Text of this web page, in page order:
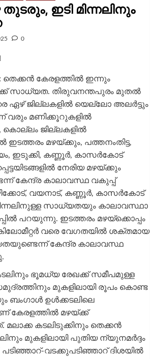
ഇടി മിന്നലിനും
0
തെക്കന്‍ കേരളത്തില്‍ ഇന്നും
സാധ്യത. തിരുവനന്തപുരം മുതല്‍
ഏഴ് ജില്ലകളില്‍ യെല്ലോ അലര്‍ട്ടും
വരും മണിക്കൂറുകളില്‍
കൊല്ലം ജില്ലകളില്‍
ഇടത്തരം മഴയ്ക്കും, പത്തനംതിട്ട,
ഇടുക്കി, കണ്ണൂര്‍, കാസര്‍കോട്
നേരിയ മഴയ്ക്കും
കേന്ദ്ര കാലാവസ്ഥ വകുപ്പ്
വയനാട്, കണ്ണൂര്‍, കാസര്‍കോട്
സാധ്യതയും കാലാവസ്ഥാ
പറയുന്നു. ഇടത്തരം മഴയ്‌ക്കൊപ്പം
വരെ വേഗതയില്‍ ശക്തമായ
കേന്ദ്ര കാലാവസ്ഥ
ഭൂമധ്യ രേഖക്ക് സമീപമുള്ള
മുകളിലായി രൂപം കൊണ്ട
ബംഗാള്‍ ഉള്‍ക്കടലിലെ
കേരളത്തില്‍ മഴയ്ക്ക്
കടലിടുക്കിനും തെക്കന്‍
മുകളിലായി പുതിയ ന്യുനമര്‍ദ്ദം
പടിഞ്ഞാറ്-വടക്കുപടിഞ്ഞാറ് ദിശയില്‍